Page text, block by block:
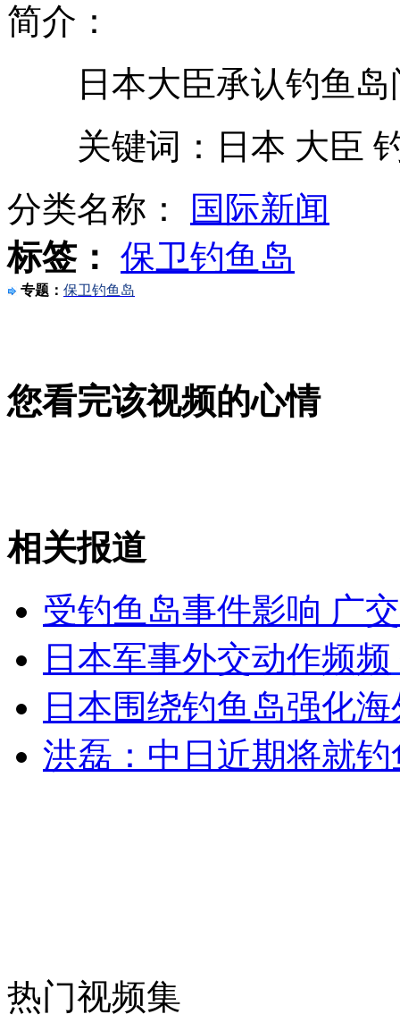
小伙推残疾母亲旅游3000多公里
男足要进2018和2022年世界杯
女孩北京地铁殴打老人 痛下狠手拳打脚踢
无痛分娩是否安全 医生回应
走！跟着总书记去植树
简介：
日本大臣承认钓鱼岛
关键词：日本 大臣
分类名称：
国际新闻
标签： 保卫钓鱼岛
专题： 保卫钓鱼岛
您看完该视频的心情
相关报道
受钓鱼岛事件影响 广
日本军事外交动作频频
日本围绕钓鱼岛强化
洪磊：中日近期将就
热门视频集